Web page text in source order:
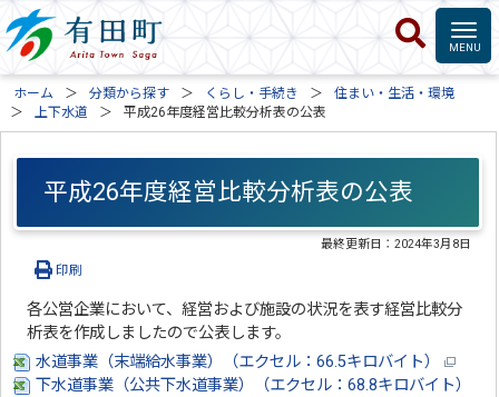
ホーム 分類から探す くらし・手続き
住まい・生活・環境
上下水道
平成26年度経営比較分析表の公表
平成26年度経営比較分析表の公表
最終更新日：2024年3月8日
印刷
各公営企業において、経営および施設の状況を表す経営比較分
析表を作成しましたので公表します。
水道事業（末端給水事業）（エクセル：66.5キロバイト）
下水道事業（公共下水道事業）（エクセル：68.8キロバイト）